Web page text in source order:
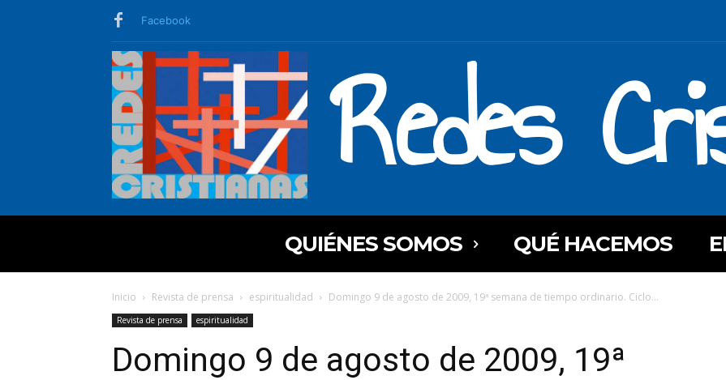
Facebook
Redes
QUIÉNES SOMOS QUÉ HACEMOS
Inicio Revista de prensa espiritualidad Domingo 9 de agosto de 2009, 19ª semana de tiempo ordinario. Ciclo...
Revista de prensa espiritualidad
Domingo 9 de agosto de 2009, 19ª